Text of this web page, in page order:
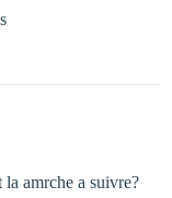
la amrche a suivre?